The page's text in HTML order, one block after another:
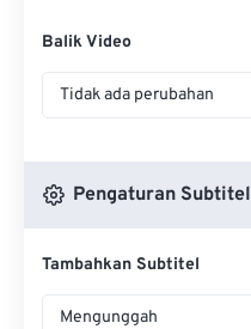
Balik Video
Tidak ada perubahan
Pengaturan Subtitel
Tambahkan Subtitel
Mengunggah